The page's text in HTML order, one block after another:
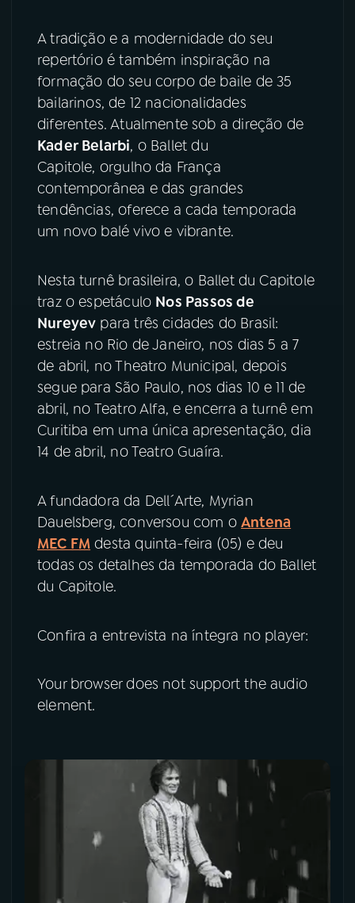
Instagram X
TikTok
A tradição e a modernidade do seu
repertório é também inspiração na
formação do seu corpo de baile de 35
bailarinos, de 12 nacionalidades
diferentes. Atualmente sob a direção de
Kader Belarbi, o Ballet du
Capitole, orgulho da França
contemporânea e das grandes
tendências, oferece a cada temporada
um novo balé vivo e vibrante.
Nesta turnê brasileira, o Ballet du Capitole
traz o espetáculo Nos Passos de
Nureyev para três cidades do Brasil:
estreia no Rio de Janeiro, nos dias 5 a 7
de abril, no Theatro Municipal, depois
segue para São Paulo, nos dias 10 e 11 de
abril, no Teatro Alfa, e encerra a turnê em
Curitiba em uma única apresentação, dia
14 de abril, no Teatro Guaíra.
A fundadora da Dell´Arte, Myrian
Dauelsberg, conversou com oAntena
MEC FM desta quinta-feira (05) e deu
todas os detalhes da temporada do Ballet
du Capitole.
Confira a entrevista na íntegra no player:
Your browser does not support the audio
element.